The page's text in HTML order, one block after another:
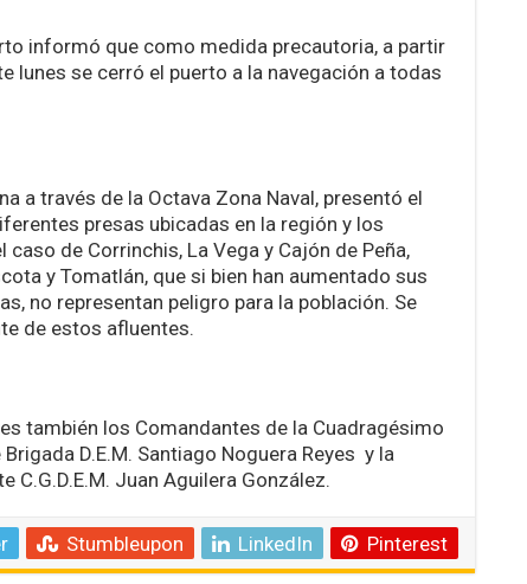
informó que como medida precautoria, a partir
lunes se cerró el puerto a la navegación a todas
a través de la Octava Zona Naval, presentó el
presas ubicadas en la región y los
de Corrinchis, La Vega y Cajón de Peña,
y Tomatlán, que si bien han aumentado sus
no representan peligro para la población. Se
de estos afluentes.
también los Comandantes de la Cuadragésimo
D.E.M. Santiago Noguera Reyes y la
C.G.D.E.M. Juan Aguilera González.
Stumbleupon LinkedIn Pinterest